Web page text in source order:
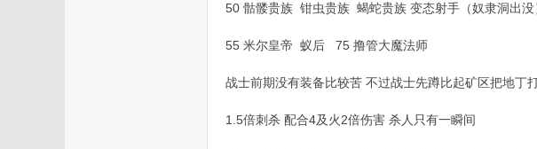
50 骷髅贵族 钳虫贵族 蝎蛇贵族 变态射手（奴隶洞出没
55 米尔皇帝 蚁后 75 撸管大魔法师
战士前期没有装备比较苦 不过战士先蹲比起矿区把地丁
1.5倍刺杀 配合4及火2倍伤害 杀人只有一瞬间